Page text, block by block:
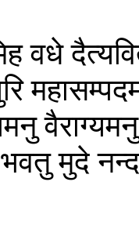
वधे
वैराग्यमनु
भवतु मुदे